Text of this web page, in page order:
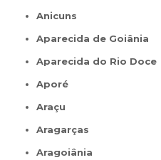
Anicuns
Aparecida de Goiânia
Aparecida do Rio Doce
Aporé
Araçu
Aragarças
Aragoiânia